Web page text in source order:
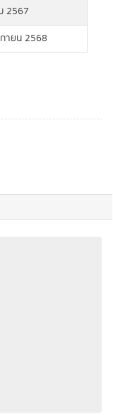
2567
ายน 2568